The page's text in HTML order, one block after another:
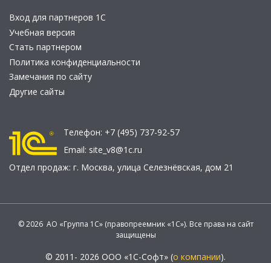
Вход для партнеров 1С
Учебная версия
Стать партнером
Политика конфиденциальности
Замечания по сайту
Другие сайты
Телефон: +7 (495) 737-92-57
Email: site_v8@1c.ru
Отдел продаж: г. Москва, улица Селезнёвская, дом 21
© 2026 АО «Группа 1С» (правопреемник «1С»). Все права на сайт
защищены
© 2011- 2026 ООО «1С-Софт» (о компании).